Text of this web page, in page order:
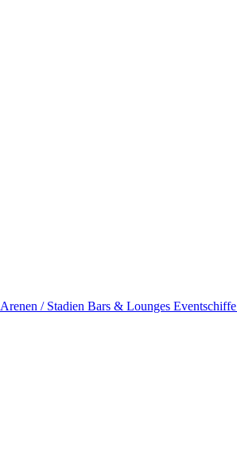
Arenen / Stadien Bars & Lounges Eventschiffe